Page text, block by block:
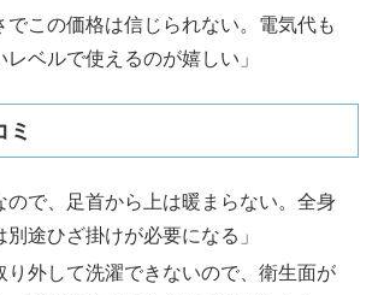
でこの価格は信じられない。電気代も
ベルで使えるのが嬉しい」
ミ
ので、足首から上は暖まらない。全身
別途ひざ掛けが必要になる」
り外して洗濯できないので、衛生面が